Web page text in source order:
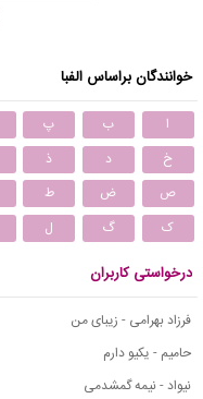
خوانندگان براساس الفبا
ا ب پ
خ
د ذ
ص
ض ط
ک
گ ل
درخواستی کاربران
فرزاد بهرامی - زیبای من
حامیم - یکیو دارم
نیواد - نیمه گمشدمی